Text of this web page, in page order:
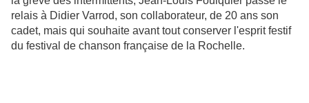
relais à Didier Varrod, son collaborateur, de 20 ans son
cadet, mais qui souhaite avant tout conserver l'esprit festif
du festival de chanson française de la Rochelle.